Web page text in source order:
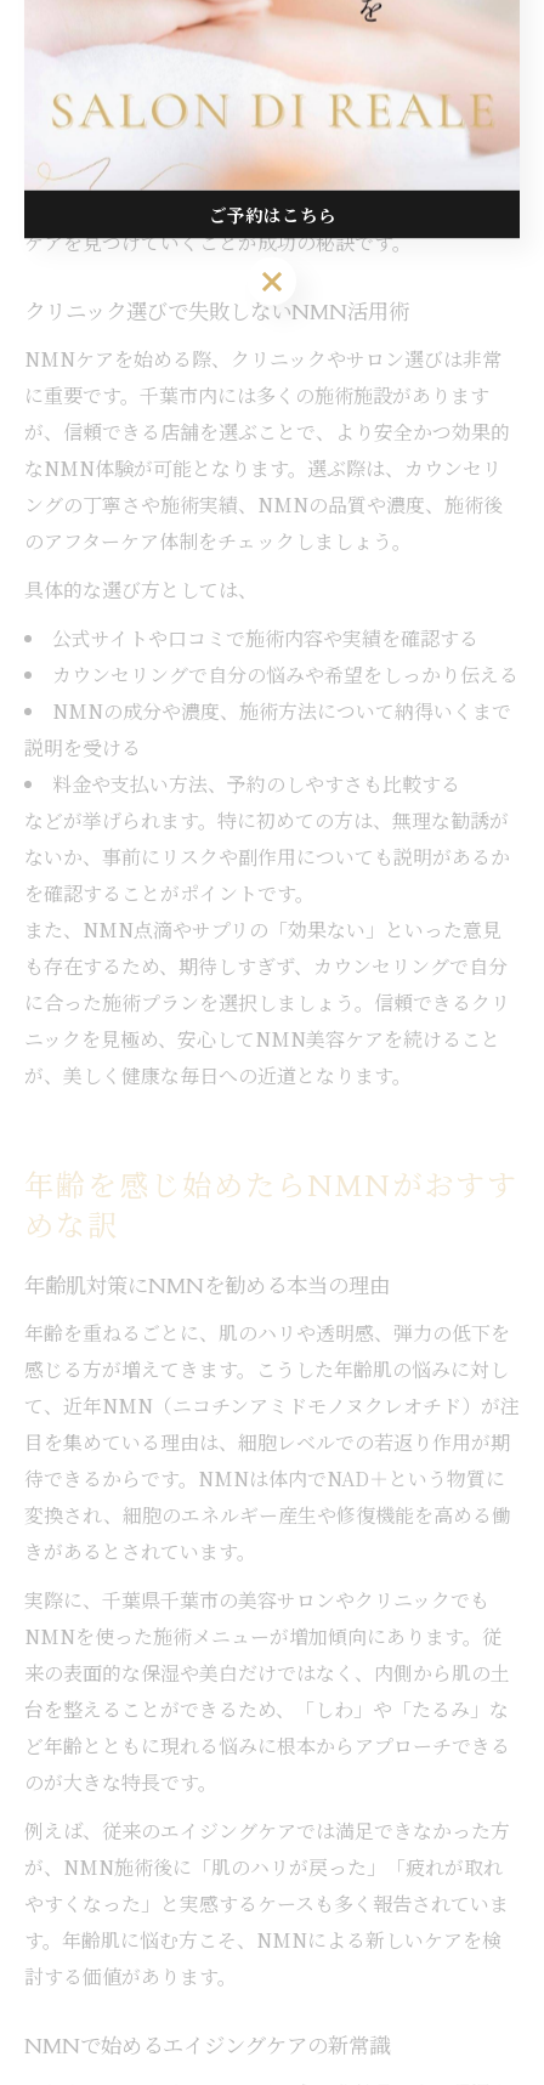
事帰りにサロンへ通いやすい立地や、丁寧なカウンセリ
ングが安心感につながったとの意見も多いです。
一方で、「NMNの効果をすぐに実感できなかった」
「期待しすぎてしまった」という声もあるため、個人差
を理解し、継続的なケアや専門家のアドバイスを受ける
ことが大切です。体験談を参考に、自分に合ったNMN
ケアを見つけていくことが成功の秘訣です。
クリニック選びで失敗しないNMN活用術
NMNケアを始める際、クリニックやサロン選びは非常
に重要です。千葉市内には多くの施術施設があります
が、信頼できる店舗を選ぶことで、より安全かつ効果的
なNMN体験が可能となります。選ぶ際は、カウンセリ
ングの丁寧さや施術実績、NMNの品質や濃度、施術後
のアフターケア体制をチェックしましょう。
具体的な選び方としては、
公式サイトや口コミで施術内容や実績を確認する
カウンセリングで自分の悩みや希望をしっかり伝える
NMNの成分や濃度、施術方法について納得いくまで
説明を受ける
料金や支払い方法、予約のしやすさも比較する
などが挙げられます。特に初めての方は、無理な勧誘が
ないか、事前にリスクや副作用についても説明があるか
を確認することがポイントです。
また、NMN点滴やサプリの「効果ない」といった意見
も存在するため、期待しすぎず、カウンセリングで自分
に合った施術プランを選択しましょう。信頼できるクリ
ニックを見極め、安心してNMN美容ケアを続けること
が、美しく健康な毎日への近道となります。
年齢を感じ始めたらNMNがおすす
めな訳
年齢肌対策にNMNを勧める本当の理由
年齢を重ねるごとに、肌のハリや透明感、弾力の低下を
感じる方が増えてきます。こうした年齢肌の悩みに対し
て、近年NMN（ニコチンアミドモノヌクレオチド）が注
目を集めている理由は、細胞レベルでの若返り作用が期
待できるからです。NMNは体内でNAD＋という物質に
変換され、細胞のエネルギー産生や修復機能を高める働
きがあるとされています。
実際に、千葉県千葉市の美容サロンやクリニックでも
NMNを使った施術メニューが増加傾向にあります。従
来の表面的な保湿や美白だけではなく、内側から肌の土
台を整えることができるため、「しわ」や「たるみ」な
ど年齢とともに現れる悩みに根本からアプローチできる
のが大きな特長です。
例えば、従来のエイジングケアでは満足できなかった方
が、NMN施術後に「肌のハリが戻った」「疲れが取れ
やすくなった」と実感するケースも多く報告されていま
す。年齢肌に悩む方こそ、NMNによる新しいケアを検
討する価値があります。
NMNで始めるエイジングケアの新常識
ご予約はこちら
ご予約はこちら